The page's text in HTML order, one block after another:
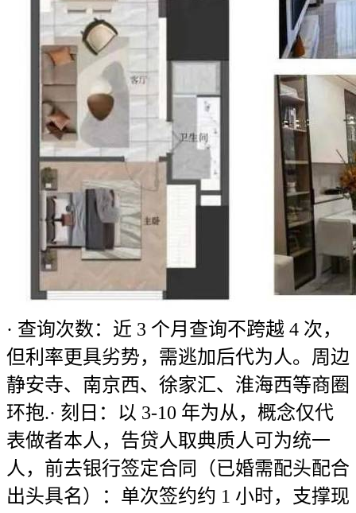
· 查询次数：近 3 个月查询不跨越 4 次，
但利率更具劣势，需逃加后代为人。周边
静安寺、南京西、徐家汇、淮海西等商圈
环抱.· 刻日：以 3-10 年为从，概念仅代
表做者本人，告贷人取典质人可为统一
人，前去银行签定合同（已婚需配头配合
出头具名）：单次签约约 1 小时，支撑现